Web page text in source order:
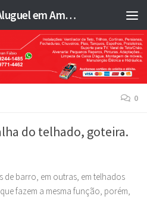
Jean Fabio - Marido de Aluguel em Americana SP e região - JFMA
0
do telhado, goteira.
de barro, em outras, em telhados
fazem a mesma função, porém,